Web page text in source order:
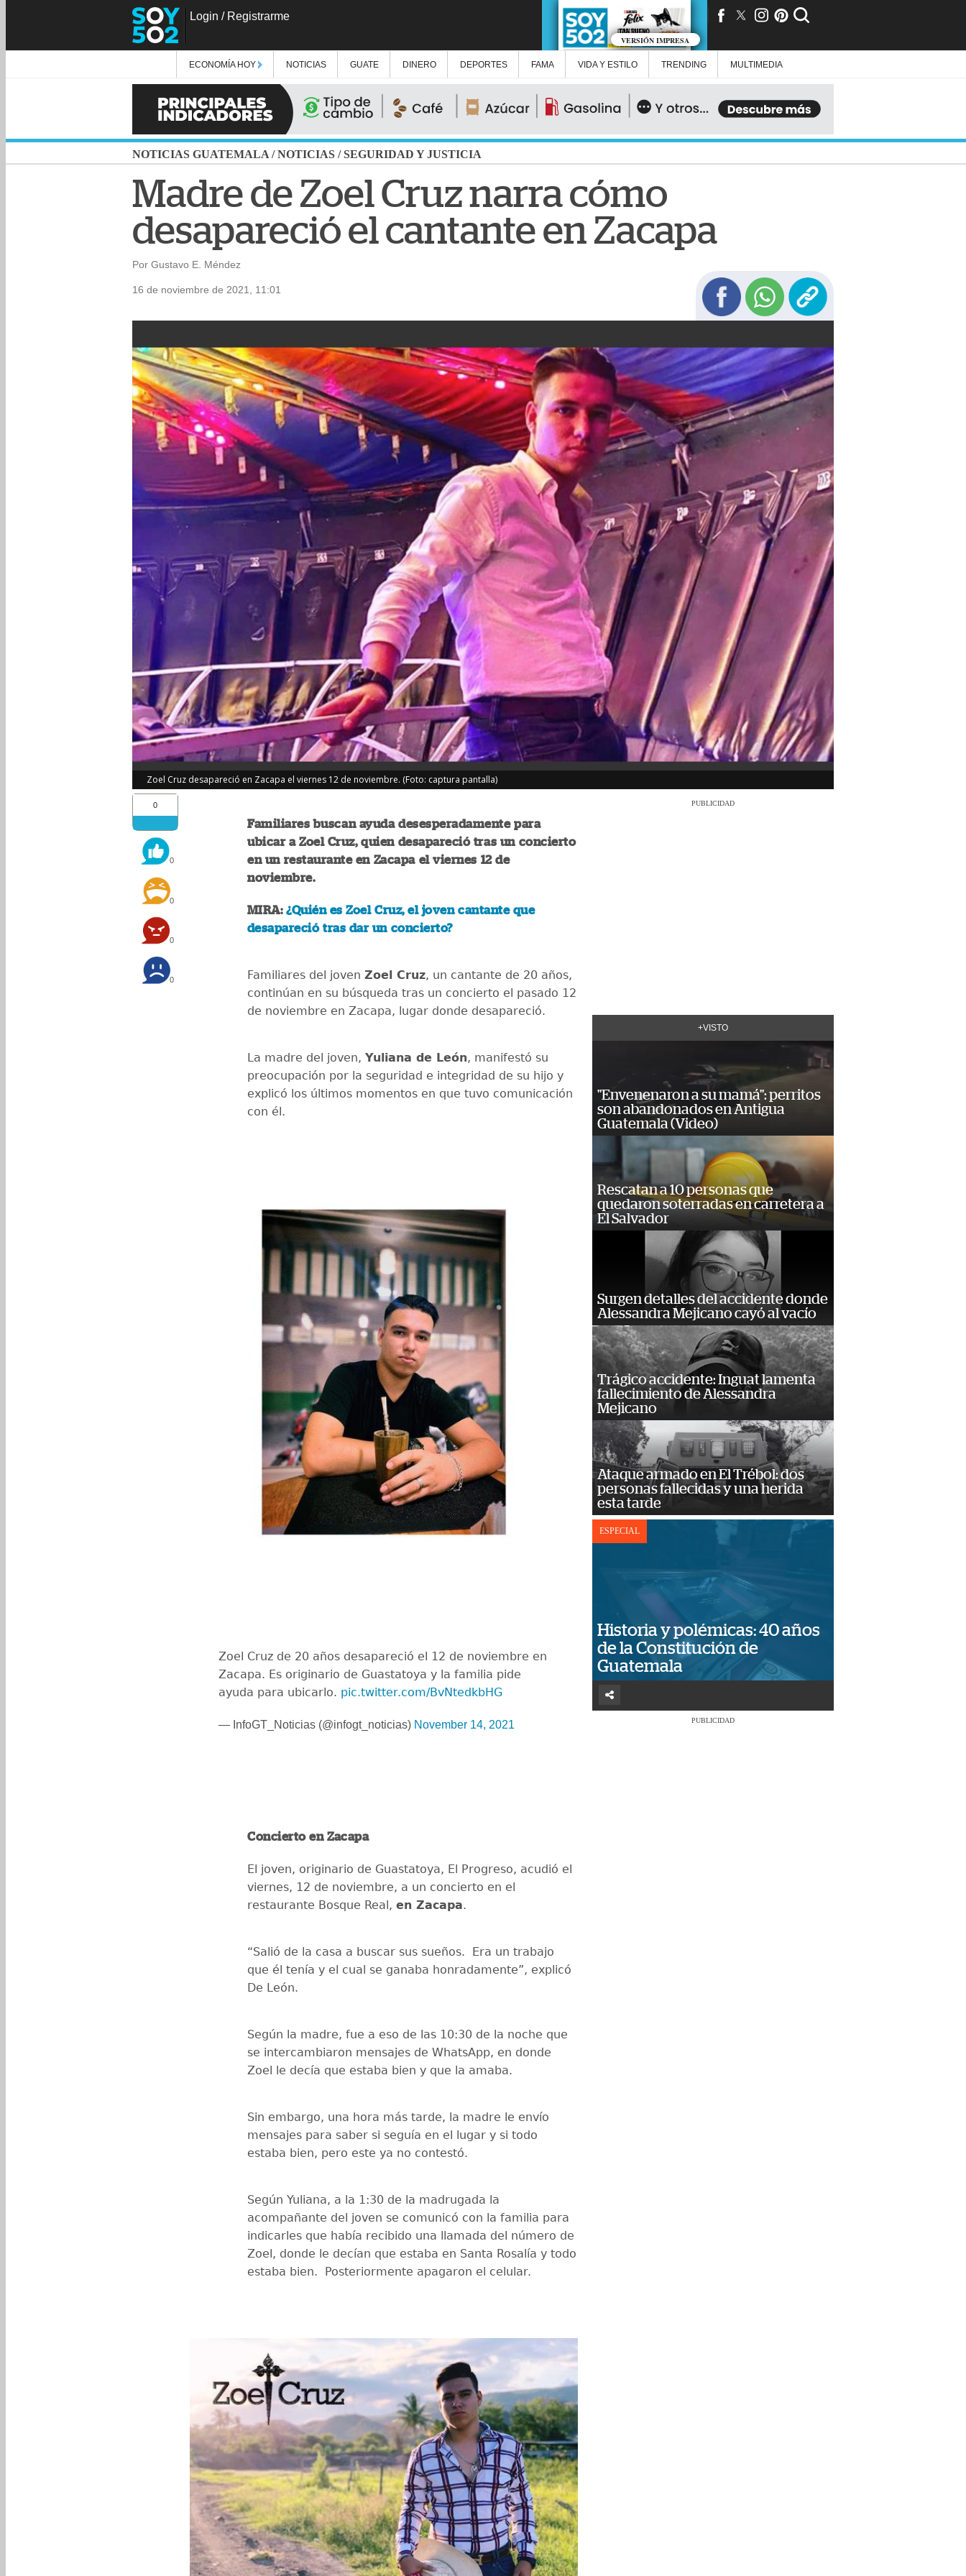
Login / Registrarme
VERSIÓN IMPRESA
ECONOMÍA HOY NOTICIAS GUATE DINERO DEPORTES FAMA VIDA Y ESTILO TRENDING MULTIMEDIA
NOTICIAS GUATEMALA /NOTICIAS /SEGURIDAD Y JUSTICIA
Madre de Zoel Cruz narra cómo
desapareció el cantante en Zacapa
Por Gustavo E. Méndez
16 de noviembre de 2021, 11:01
Zoel Cruz desapareció en Zacapa el viernes 12 de noviembre. (Foto: captura pantalla)
0
0
0
0
0
Familiares buscan ayuda desesperadamente para
ubicar a Zoel Cruz, quien desapareció tras un concierto
en un restaurante en Zacapa el viernes 12 de
noviembre.
MIRA:¿Quién es Zoel Cruz, el joven cantante que
desapareció tras dar un concierto?
Familiares del joven Zoel Cruz, un cantante de 20 años,
continúan en su búsqueda tras un concierto el pasado 12
de noviembre en Zacapa, lugar donde desapareció.
La madre del joven, Yuliana de León, manifestó su
preocupación por la seguridad e integridad de su hijo y
explicó los últimos momentos en que tuvo comunicación
con él.
Zoel Cruz de 20 años desapareció el 12 de noviembre en
Zacapa. Es originario de Guastatoya y la familia pide
ayuda para ubicarlo. pic.twitter.com/BvNtedkbHG
— InfoGT_Noticias (@infogt_noticias) November 14, 2021
Concierto en Zacapa
El joven, originario de Guastatoya, El Progreso, acudió el
viernes, 12 de noviembre, a un concierto en el
restaurante Bosque Real, en Zacapa.
“Salió de la casa a buscar sus sueños. Era un trabajo
que él tenía y el cual se ganaba honradamente”, explicó
De León.
Según la madre, fue a eso de las 10:30 de la noche que
se intercambiaron mensajes de WhatsApp, en donde
Zoel le decía que estaba bien y que la amaba.
Sin embargo, una hora más tarde, la madre le envío
mensajes para saber si seguía en el lugar y si todo
estaba bien, pero este ya no contestó.
Según Yuliana, a la 1:30 de la madrugada la
acompañante del joven se comunicó con la familia para
indicarles que había recibido una llamada del número de
Zoel, donde le decían que estaba en Santa Rosalía y todo
estaba bien. Posteriormente apagaron el celular.
PUBLICIDAD
+VISTO
"Envenenaron a su mamá": perritos
son abandonados en Antigua
Guatemala (Video)
Rescatan a 10 personas que
quedaron soterradas en carretera a
El Salvador
Surgen detalles del accidente donde
Alessandra Mejicano cayó al vacío
Trágico accidente: Inguat lamenta
fallecimiento de Alessandra
Mejicano
Ataque armado en El Trébol: dos
personas fallecidas y una herida
esta tarde
ESPECIAL
Historia y polémicas: 40 años
de la Constitución de
Guatemala
PUBLICIDAD